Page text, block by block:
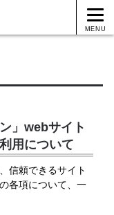
MENU
」webサイト
用について
信頼できるサイト
各項について、一